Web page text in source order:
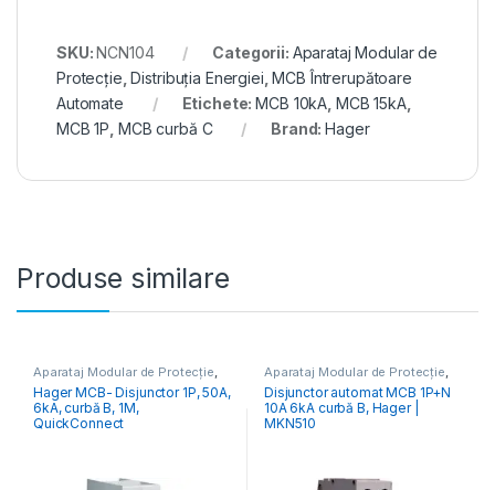
SKU:NCN104 Categorii: Aparataj Modular de
Protecție ,Distribuția Energiei ,MCB Întrerupătoare
Automate
Etichete:MCB 10kA MCB 15kA,
MCB 1P MCB curbă C Brand:Hager
Produse similare
Aparataj Modular de Protecție,
Distribuția Energiei MCB
Întrerupătoare Automate
Hager MCB- Disjunctor 1P, 50A,
6kA, curbă B, 1M,
QuickConnect
Aparataj Modular de Protecție,
Distribuția Energiei , MCB
Întrerupătoare Automate
Disjunctor automat MCB 1P+N
10A 6kA curbă B, Hager |
MKN510